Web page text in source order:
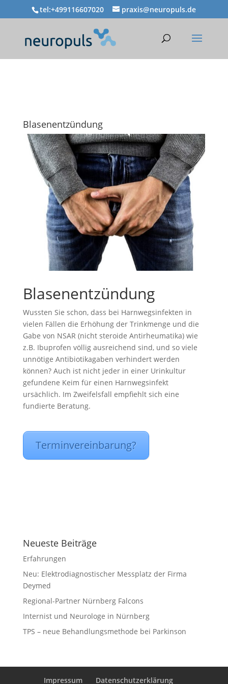
tel:+499116607020 praxis@neuropuls.de
Blasenentzündung
Blasenentzündung
Wussten Sie schon, dass bei Harnwegsinfekten in
vielen Fällen die Erhöhung der Trinkmenge und die
Gabe von NSAR (nicht steroide Antirheumatika) wie
z.B. Ibuprofen völlig ausreichend sind, und so viele
unnötige Antibiotikagaben verhindert werden
können? Auch ist nicht jeder in einer Urinkultur
gefundene Keim für einen Harnwegsinfekt
ursächlich. Im Zweifelsfall empfiehlt sich eine
fundierte Beratung.
Terminvereinbarung?
Neueste Beiträge
Erfahrungen
Neu: Elektrodiagnostischer Messplatz der Firma
Deymed
Regional-Partner Nürnberg Falcons
Internist und Neurologe in Nürnberg
TPS – neue Behandlungsmethode bei Parkinson
Impressum Datenschutzerklärung